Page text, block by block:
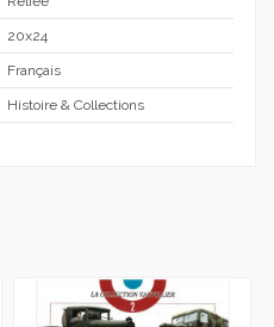
20x24
Français
Histoire & Collections